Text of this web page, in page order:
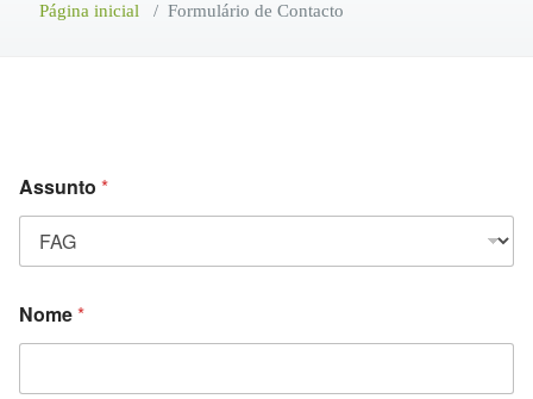
Página inicial / Formulário de Contacto
Assunto *
Nome*